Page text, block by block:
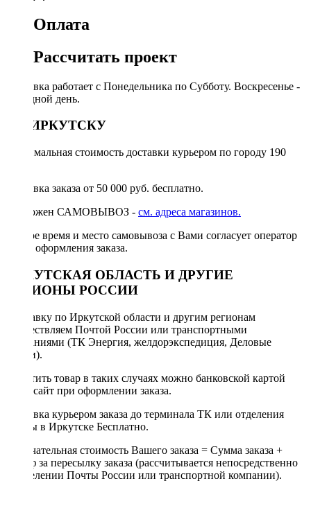
Оплата
Рассчитать проект
Доставка работает с Понедельника по Субботу. Воскресенье -
выходной день.
ПО ИРКУТСКУ
Минимальная стоимость доставки курьером по городу 190
Доставка заказа от 50 000 руб. бесплатно.
Возможен САМОВЫВОЗ - см. адреса магазинов.
Точное время и место самовывоза с Вами согласует оператор
после оформления заказа.
ИРКУТСКАЯ ОБЛАСТЬ И ДРУГИЕ
РЕГИОНЫ РОССИИ
Отправку по Иркутской области и другим регионам
осуществляем Почтой России или транспортными
компаниями (ТК Энергия, желдорэкспедиция, Деловые
линии).
Оплатить товар в таких случаях можно банковской картой
через сайт при оформлении заказа.
Доставка курьером заказа до терминала ТК или отделения
Почты в Иркутске Бесплатно.
Окончательная стоимость Вашего заказа = Сумма заказа +
Тариф за пересылку заказа (рассчитывается непосредственно
в отделении Почты России или транспортной компании).